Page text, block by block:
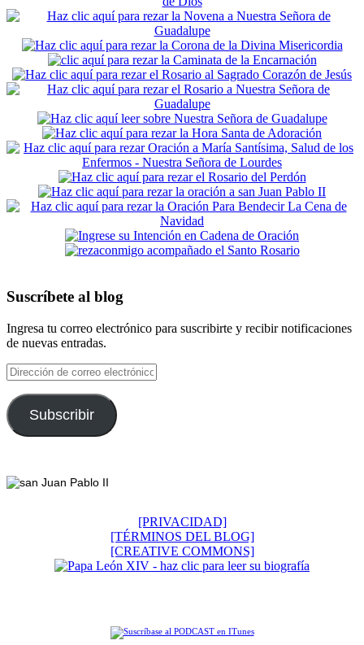
Suscríbete al blog
Ingresa tu correo electrónico para suscribirte y recibir notificaciones
de nuevas entradas.
Dirección
de
correo
electrónico
Subscribir
[PRIVACIDAD]
[TÉRMINOS DEL BLOG]
[CREATIVE COMMONS]